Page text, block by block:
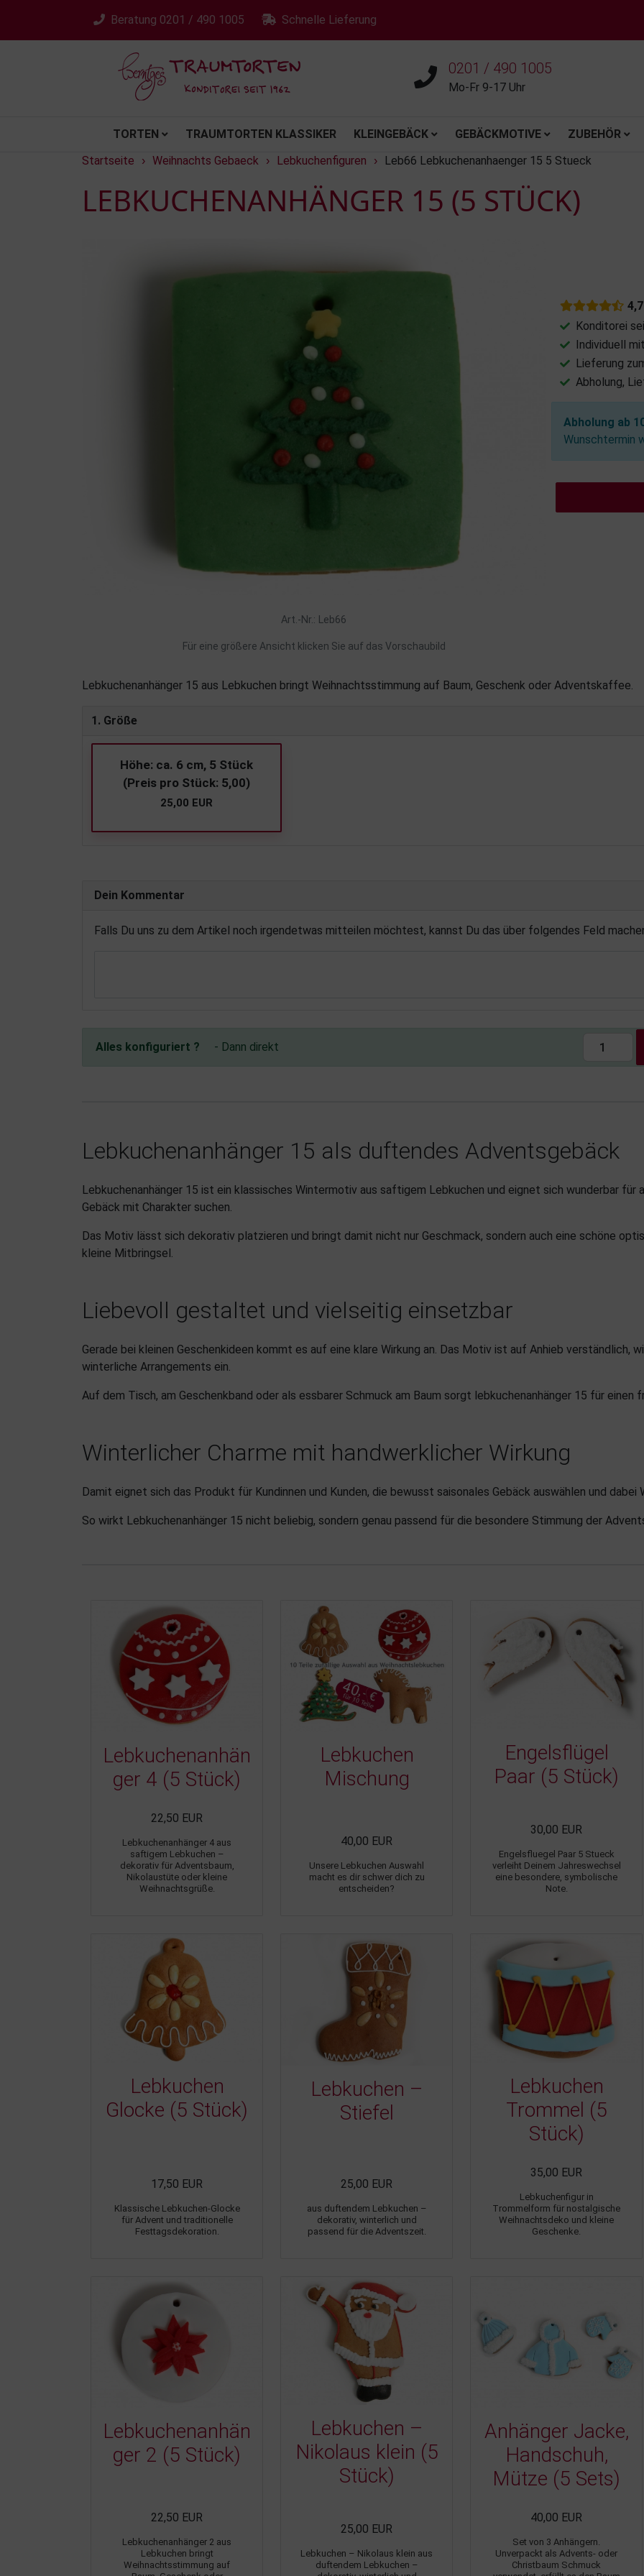
Beratung 0201 / 490 1005 Schnelle Lieferung
0201 / 490 1005
Mo-Fr 9-17 Uhr
TORTEN TRAUMTORTEN KLASSIKER KLEINGEBÄCK GEBÄCKMOTIVE
ZUBEHÖR
Startseite
› Weihnachts Gebaeck › Lebkuchenfiguren › Leb66 Lebkuchenanhaenger 15 5 Stueck
LEBKUCHENANHÄNGER 15 (5 STÜCK)
Art.-Nr.: Leb66
Für eine größere Ansicht klicken Sie auf das Vorschaubild
Konditorei
Individuell
Lieferung
Abholung,
Abholung ab
Wunschtermin
Lebkuchenanhänger 15 aus Lebkuchen bringt Weihnachtsstimmung auf Baum, Geschenk oder Adventskaffee.
1. Größe
Höhe: ca. 6 cm, 5 Stück
(Preis pro Stück: 5,00)
25,00 EUR
Dein Kommentar
Falls Du uns zu dem Artikel noch irgendetwas mitteilen möchtest, kannst Du das über folgendes Feld
Alles konfiguriert ? - Dann direkt
Lebkuchenanhänger 15 als duftendes Adventsgebäck
Lebkuchenanhänger 15 ist ein klassisches Wintermotiv aus saftigem Lebkuchen und eignet sich wunderbar für
Gebäck mit Charakter suchen.
Das Motiv lässt sich dekorativ platzieren und bringt damit nicht nur Geschmack, sondern auch eine schöne
kleine Mitbringsel.
Liebevoll gestaltet und vielseitig einsetzbar
Gerade bei kleinen Geschenkideen kommt es auf eine klare Wirkung an. Das Motiv ist auf Anhieb verständlich,
winterliche Arrangements ein.
Auf dem Tisch, am Geschenkband oder als essbarer Schmuck am Baum sorgt lebkuchenanhänger 15 für
Winterlicher Charme mit handwerklicher Wirkung
Damit eignet sich das Produkt für Kundinnen und Kunden, die bewusst saisonales Gebäck auswählen und
So wirkt Lebkuchenanhänger 15 nicht beliebig, sondern genau passend für die besondere Stimmung der
Lebkuchenanhän
ger 4 (5 Stück)
22,50 EUR
Lebkuchenanhänger 4 aus
saftigem Lebkuchen –
dekorativ für Adventsbaum,
Nikolaustüte oder kleine
Weihnachtsgrüße.
Lebkuchen
Mischung
40,00 EUR
Unsere Lebkuchen Auswahl
macht es dir schwer dich zu
entscheiden?
Engelsflügel
Paar (5 Stück)
30,00 EUR
Engelsfluegel Paar 5 Stueck
verleiht Deinem Jahreswechsel
eine besondere, symbolische
Note.
Lebkuchen
Glocke (5 Stück)
17,50 EUR
Klassische Lebkuchen-Glocke
für Advent und traditionelle
Festtagsdekoration.
Lebkuchen –
Stiefel
25,00 EUR
aus duftendem Lebkuchen –
dekorativ, winterlich und
passend für die Adventszeit.
Lebkuchen
Trommel (5
Stück)
35,00 EUR
Lebkuchenfigur in
Trommelform für nostalgische
Weihnachtsdeko und kleine
Geschenke.
Lebkuchenanhän
ger 2 (5 Stück)
22,50 EUR
Lebkuchenanhänger 2 aus
Lebkuchen bringt
Weihnachtsstimmung auf
Lebkuchen –
Nikolaus klein (5
Stück)
25,00 EUR
Lebkuchen – Nikolaus klein aus
duftendem Lebkuchen –
Anhänger Jacke,
Handschuh,
Mütze (5 Sets)
40,00 EUR
Set von 3 Anhängern.
Unverpackt als Advents- oder
Christbaum Schmuck